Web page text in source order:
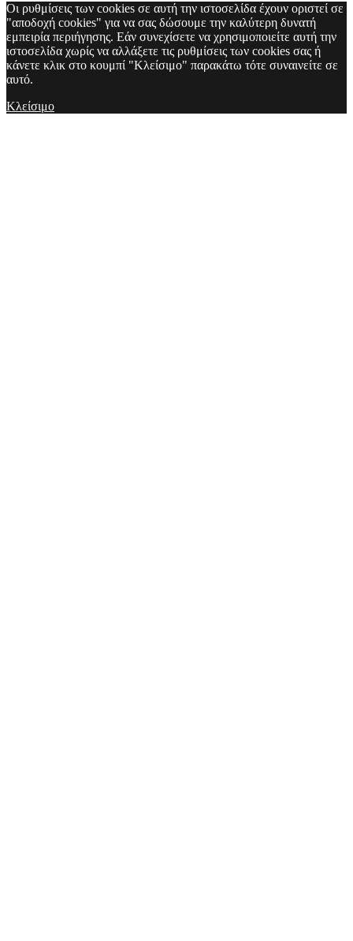
Οι ρυθμίσεις των cookies σε αυτή την ιστοσελίδα έχουν οριστεί σε
"αποδοχή cookies" για να σας δώσουμε την καλύτερη δυνατή
εμπειρία περιήγησης. Εάν συνεχίσετε να χρησιμοποιείτε αυτή την
ιστοσελίδα χωρίς να αλλάξετε τις ρυθμίσεις των cookies σας ή
κάνετε κλικ στο κουμπί "Κλείσιμο" παρακάτω τότε συναινείτε σε
αυτό.
Κλείσιμο